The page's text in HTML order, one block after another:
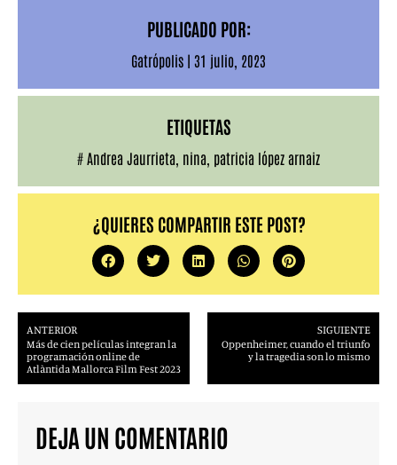
PUBLICADO POR:
Gatrópolis | 31 julio, 2023
ETIQUETAS
# Andrea Jaurrieta nina patricia lópez arnaiz
¿QUIERES COMPARTIR ESTE POST?
ANTERIOR
Más de cien películas integran la
programación online de
Atlàntida Mallorca Film Fest 2023
SIGUIENTE
Oppenheimer, cuando el triunfo
y la tragedia son lo mismo
DEJA UN COMENTARIO